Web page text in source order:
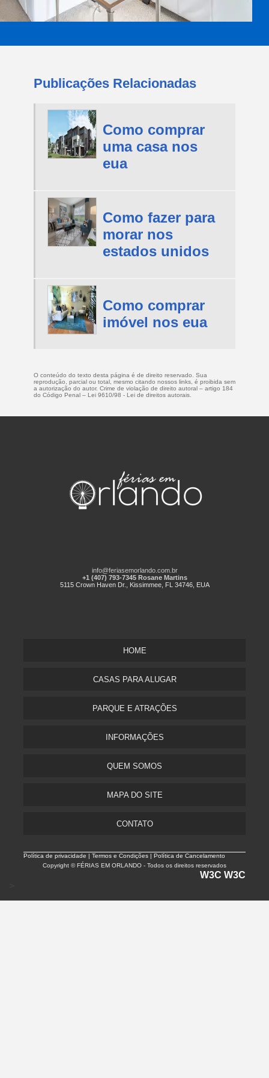
Publicações Relacionadas
Como comprar
uma casa nos
eua
Como fazer para
morar nos
estados unidos
Como comprar
imóvel nos eua
O conteúdo do texto desta página é de direito reservado. Sua
reprodução, parcial ou total, mesmo citando nossos links, é proibida sem
a autorização do autor. Crime de violação de direito autoral – artigo 184
do Código Penal – Lei 9610/98 - Lei de direitos autorais
info@feriasemorlando.com.br
+1 (407) 793-7345 Rosane Martins
5115 Crown Haven Dr., Kissimmee, FL 34746, EUA
HOME
CASAS PARA ALUGAR
PARQUE E ATRAÇÕES
INFORMAÇÕES
QUEM SOMOS
MAPA DO SITE
CONTATO
Política de privacidade |Termos e Condições | Política de Cancelamento
Copyright © FÉRIAS EM ORLANDO - Todos os direitos reservados
W3C W3C